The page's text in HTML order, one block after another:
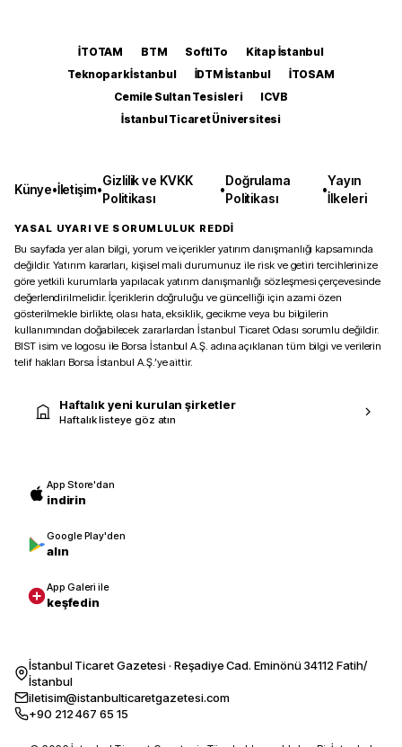
İTOTAM BTM SoftITo
Kitap İstanbul
Teknopark İstanbul
İDTM İstanbul
İTOSAM
Cemile Sultan Tesisleri
ICVB
İstanbul Ticaret Üniversitesi
Künye•İletişim•
Gizlilik ve KVKK
Politikası
•
Doğrulama
Politikası
•
Yayın
İlkeleri
YASAL UYARI VE SORUMLULUK REDDİ
Bu sayfada yer alan bilgi, yorum ve içerikler yatırım danışmanlığı kapsamında
değildir. Yatırım kararları, kişisel mali durumunuz ile risk ve getiri tercihlerinize
göre yetkili kurumlarla yapılacak yatırım danışmanlığı sözleşmesi çerçevesinde
değerlendirilmelidir. İçeriklerin doğruluğu ve güncelliği için azami özen
gösterilmekle birlikte, olası hata, eksiklik, gecikme veya bu bilgilerin
kullanımından doğabilecek zararlardan İstanbul Ticaret Odası sorumlu değildir.
BIST isim ve logosu ile Borsa İstanbul A.Ş. adına açıklanan tüm bilgi ve verilerin
telif hakları Borsa İstanbul A.Ş.’ye aittir.
Haftalık yeni kurulan şirketler
Haftalık listeye göz atın
App Store'dan
indirin
Google Play'den
alın
App Galeri ile
keşfedin
İstanbul Ticaret Gazetesi · Reşadiye Cad. Eminönü 34112 Fatih/
İstanbul
iletisim@istanbulticaretgazetesi.com
+90 212 467 65 15